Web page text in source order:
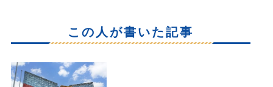
この人が書いた記事